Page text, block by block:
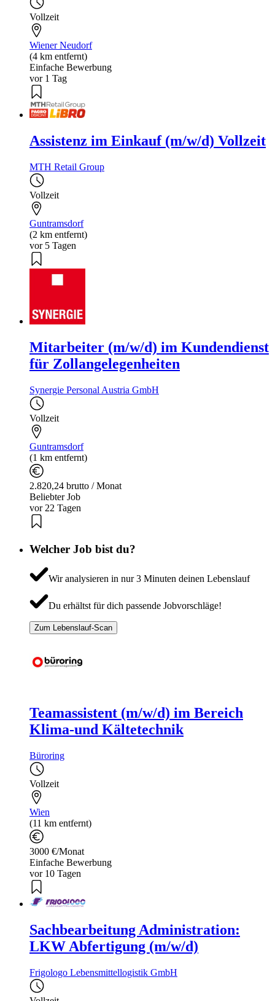
Vollzeit
Wiener Neudorf
(4 km entfernt)
Einfache Bewerbung
vor 1 Tag
Assistenz im Einkauf (m/w/d) Vollzeit
MTH Retail Group
Vollzeit
Guntramsdorf
(2 km entfernt)
vor 5 Tagen
Mitarbeiter (m/w/d) im Kundendienst
für Zollangelegenheiten
Synergie Personal Austria GmbH
Vollzeit
Guntramsdorf
(1 km entfernt)
2.820,24 brutto / Monat
Beliebter Job
vor 22 Tagen
Welcher Job bist du?
Wir analysieren in nur 3 Minuten deinen Lebenslauf
Du erhältst für dich passende Jobvorschläge!
Zum Lebenslauf-Scan
Teamassistent (m/w/d) im Bereich
Klima-und Kältetechnik
Büroring
Vollzeit
Wien
(11 km entfernt)
3000 €/Monat
Einfache Bewerbung
vor 10 Tagen
Sachbearbeitung Administration:
LKW Abfertigung (m/w/d)
Frigologo Lebensmittellogistik GmbH